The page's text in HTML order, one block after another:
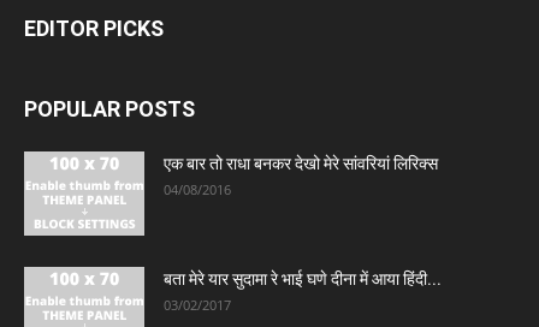
EDITOR PICKS
POPULAR POSTS
एक बार तो राधा बनकर देखो मेरे सांवरियां लिरिक्स
04/08/2016
बता मेरे यार सुदामा रे भाई घणे दीना में आया हिंदी...
03/02/2017